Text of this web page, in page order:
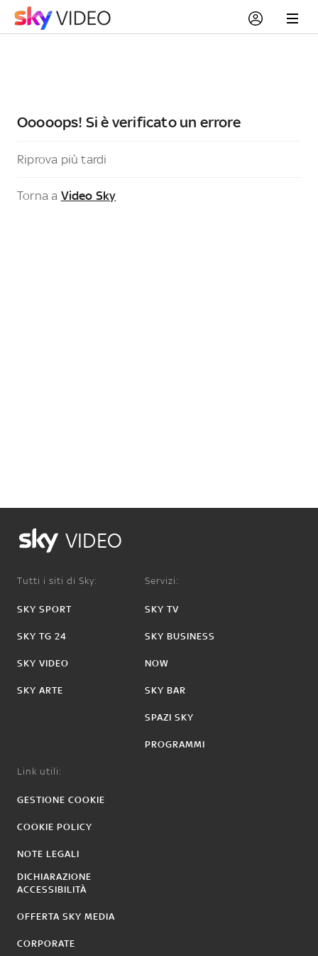
Ooooops! Si è verificato un errore
Riprova più tardi
Torna a Video Sky
VIDEO
Tutti i siti di Sky:
SKY SPORT
SKY TG 24
SKY VIDEO
SKY ARTE
Servizi:
SKY TV
SKY BUSINESS
NOW
SKY BAR
SPAZI SKY
PROGRAMMI
Link utili:
GESTIONE COOKIE
COOKIE POLICY
NOTE LEGALI
DICHIARAZIONE
ACCESSIBILITÀ
OFFERTA SKY MEDIA
CORPORATE